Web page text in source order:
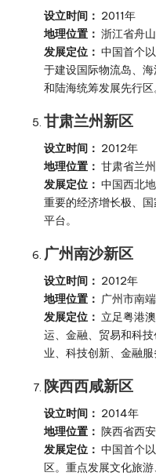
设立时间： 2011年
地理位置： 浙江省舟
发展定位： 中国首个
于建设国际物流岛、
和陆海统筹发展先行区
甘肃兰州新区
设立时间： 2012年
地理位置： 甘肃省兰
发展定位： 中国西北
重要的经济增长极、
平台。
广州南沙新区
设立时间： 2012年
地理位置： 广州市南端
发展定位： 立足粤港
运、金融、贸易和科
业、科技创新、金融服
陕西西咸新区
设立时间： 2014年
地理位置： 陕西省西
发展定位： 中国首个
区。重点发展文化旅